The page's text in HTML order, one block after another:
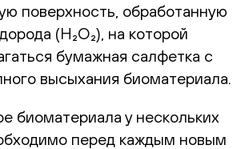
поверхность, обработанную
(H₂O₂), на которой
бумажная салфетка с
высыхания биоматериала.
биоматериала у нескольких
перед каждым новым